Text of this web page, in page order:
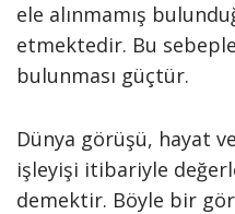
ele alınmamış
etmektedir. Bu
bulunması güçtür.
Dünya görüşü, hayat
işleyişi itibariyle
demektir. Böyle bir